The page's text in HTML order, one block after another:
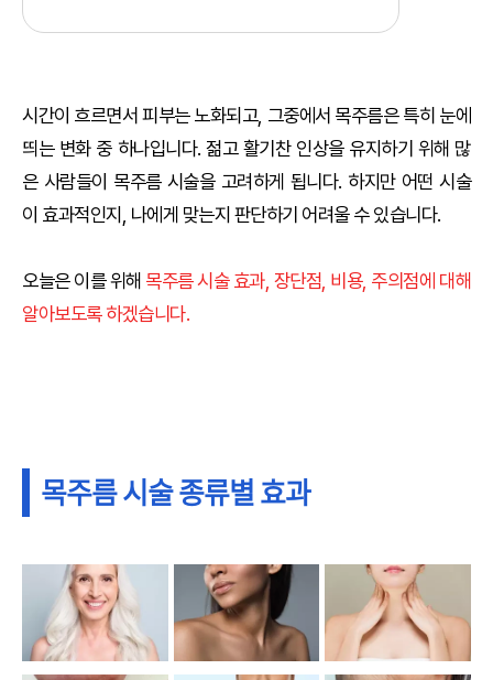
시간이 흐르면서 피부는 노화되고, 그중에서 목주름은 특히 눈에
띄는 변화 중 하나입니다. 젊고 활기찬 인상을 유지하기 위해 많
은 사람들이 목주름 시술을 고려하게 됩니다. 하지만 어떤 시술
이 효과적인지, 나에게 맞는지 판단하기 어려울 수 있습니다.
오늘은 이를 위해 목주름 시술 효과, 장단점, 비용, 주의점에 대해
알아보도록 하겠습니다.
목주름 시술 종류별 효과